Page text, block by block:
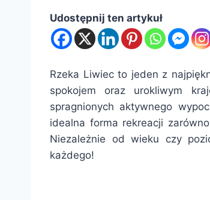
Udostępnij ten artykuł
Rzeka Liwiec to jeden z
spokojem oraz urokliwym
spragnionych aktywnego
idealna forma rekreacji
Niezależnie od wieku czy
każdego!